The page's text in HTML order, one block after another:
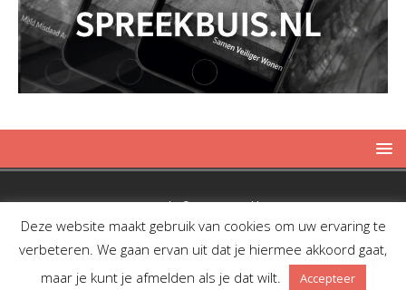
Copyright © 2019 Spreekbuis
Deze website maakt gebruik van cookies om uw ervaring te
verbeteren. We gaan ervan uit dat je hiermee akkoord gaat,
maar je kunt je afmelden als je dat wilt.
Accepteer